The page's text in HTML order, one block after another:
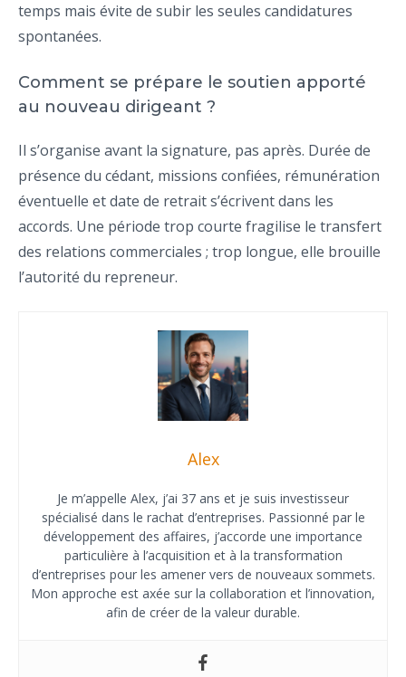
temps mais évite de subir les seules candidatures
spontanées.
Comment se prépare le soutien apporté
au nouveau dirigeant ?
Il s’organise avant la signature, pas après. Durée de
présence du cédant, missions confiées, rémunération
éventuelle et date de retrait s’écrivent dans les
accords. Une période trop courte fragilise le transfert
des relations commerciales ; trop longue, elle brouille
l’autorité du repreneur.
Alex
Je m’appelle Alex, j’ai 37 ans et je suis investisseur
spécialisé dans le rachat d’entreprises. Passionné par le
développement des affaires, j’accorde une importance
particulière à l’acquisition et à la transformation
d’entreprises pour les amener vers de nouveaux sommets.
Mon approche est axée sur la collaboration et l’innovation,
afin de créer de la valeur durable.